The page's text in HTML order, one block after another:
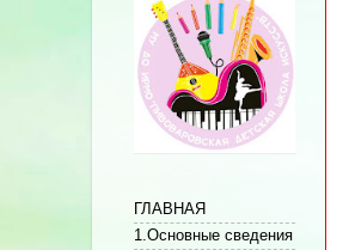
ГЛАВНАЯ
1.Основные сведения